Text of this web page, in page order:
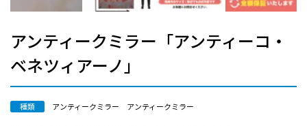
アンティークミラー「アンティーコ・
ベネツィアーノ」
種類 アンティークミラー アンティークミラー